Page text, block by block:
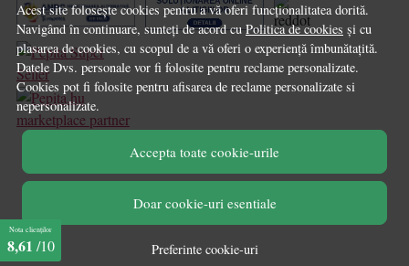
Acest site folosește cookies pentru a vă oferi funcționalitatea dorită.
Navigând în continuare, sunteți de acord cuPolitica de cookies și cu
plasarea de cookies, cu scopul de a vă oferi o experiență îmbunătațită.
Datele Dvs. personale vor fi folosite pentru reclame personalizate.
Cookies pot fi folosite pentru afisarea de reclame personalizate si
nepersonalizate.
Accepta toate cookie-urile
Doar cookie-uri esentiale
Preferinte cookie-uri
marketplace partner
Nota clienților
8,61 /10